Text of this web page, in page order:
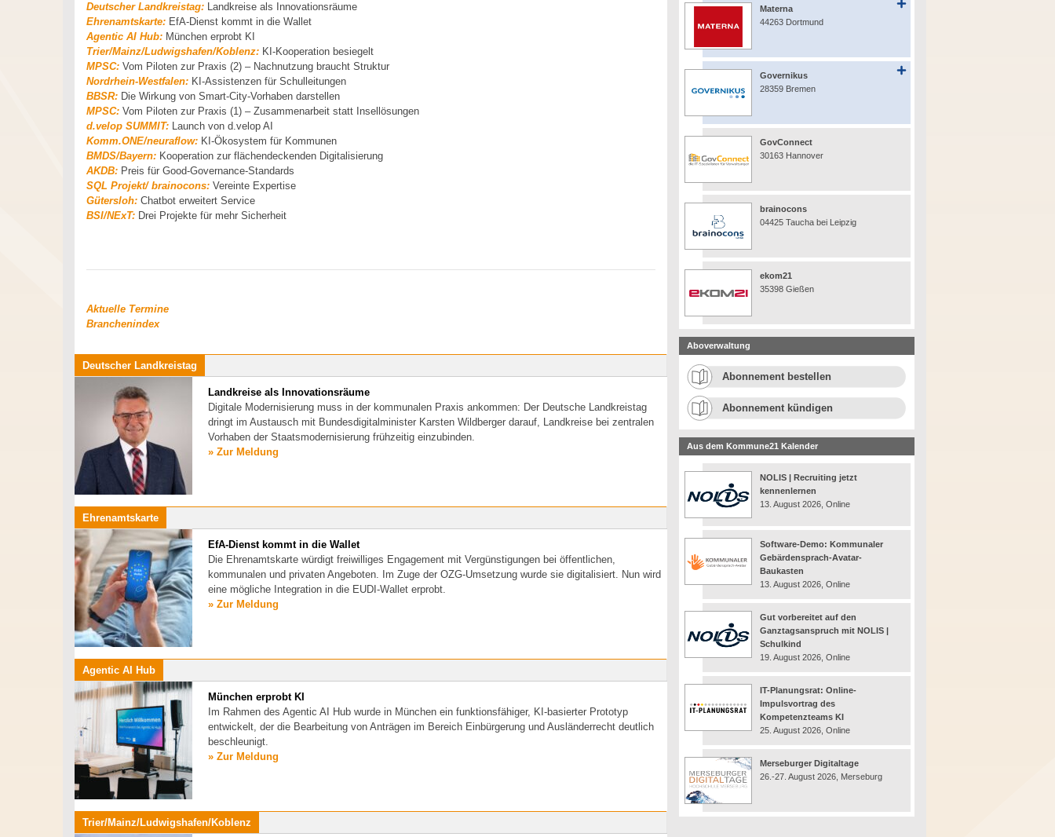
Deutscher Landkreistag: Landkreise als Innovationsräume
Ehrenamtskarte: EfA-Dienst kommt in die Wallet
Agentic AI Hub: München erprobt KI
Trier/Mainz/Ludwigshafen/Koblenz: KI-Kooperation besiegelt
MPSC: Vom Piloten zur Praxis (2) – Nachnutzung braucht Struktur
Nordrhein-Westfalen: KI-Assistenzen für Schulleitungen
BBSR: Die Wirkung von Smart-City-Vorhaben darstellen
MPSC: Vom Piloten zur Praxis (1) – Zusammenarbeit statt Insellösungen
d.velop SUMMIT: Launch von d.velop AI
Komm.ONE/neuraflow: KI-Ökosystem für Kommunen
BMDS/Bayern: Kooperation zur flächendeckenden Digitalisierung
AKDB: Preis für Good-Governance-Standards
SQL Projekt/ brainocons: Vereinte Expertise
Gütersloh: Chatbot erweitert Service
BSI/NExT: Drei Projekte für mehr Sicherheit
Aktuelle Termine
Branchenindex
Deutscher Landkreistag
Landkreise als Innovationsräume
Digitale Modernisierung muss in der kommunalen Praxis ankommen: Der Deutsche Landkreistag
dringt im Austausch mit Bundesdigitalminister Karsten Wildberger darauf, Landkreise bei zentralen
Vorhaben der Staatsmodernisierung frühzeitig einzubinden.
» Zur Meldung
Ehrenamtskarte
EfA-Dienst kommt in die Wallet
Die Ehrenamtskarte würdigt freiwilliges Engagement mit Vergünstigungen bei öffentlichen,
kommunalen und privaten Angeboten. Im Zuge der OZG-Umsetzung wurde sie digitalisiert. Nun wird
eine mögliche Integration in die EUDI-Wallet erprobt.
» Zur Meldung
Agentic AI Hub
München erprobt KI
Im Rahmen des Agentic AI Hub wurde in München ein funktionsfähiger, KI-basierter Prototyp
entwickelt, der die Bearbeitung von Anträgen im Bereich Einbürgerung und Ausländerrecht deutlich
beschleunigt.
» Zur Meldung
Trier/Mainz/Ludwigshafen/Koblenz
Materna
44263 Dortmund
Governikus
28359 Bremen
GovConnect
30163 Hannover
brainocons
04425 Taucha bei Leipzig
ekom21
35398 Gießen
Aboverwaltung
Abonnement bestellen
Abonnement kündigen
Aus dem Kommune21 Kalender
NOLIS | Recruiting jetzt
kennenlernen
13. August 2026, Online
Software-Demo: Kommunaler
Gebärdensprach-Avatar-
Baukasten
13. August 2026, Online
Gut vorbereitet auf den
Ganztagsanspruch mit NOLIS |
Schulkind
19. August 2026, Online
IT-Planungsrat: Online-
Impulsvortrag des
Kompetenzteams KI
25. August 2026, Online
Merseburger Digitaltage
26.-27. August 2026, Merseburg